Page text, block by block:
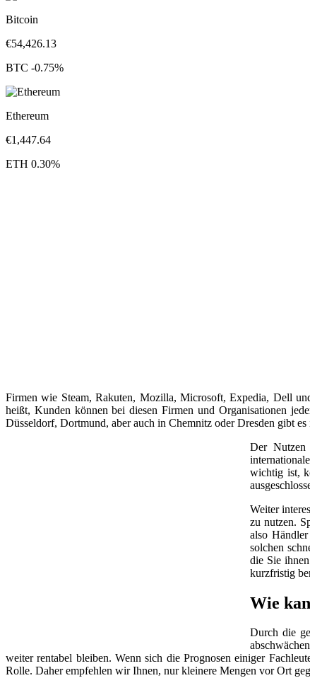
Bitcoin
€54,426.13
BTC -0.75%
Ethereum
€1,447.64
ETH 0.30%
Firmen wie Steam, Rakuten, Mozilla, Microsoft, Expedia, Dell
heißt, Kunden können bei diesen Firmen und Organisationen
Düsseldorf, Dortmund, aber auch in Chemnitz oder Dresden gibt
Der Nutzen
wichtig ist,
Weiter
zu nutzen.
also
solchen
die Sie
kurzfristig
Wie
Durch die
weiter rentabel bleiben. Wenn sich die Prognosen einiger
Rolle. Daher empfehlen wir Ihnen, nur kleinere Mengen vor Ort